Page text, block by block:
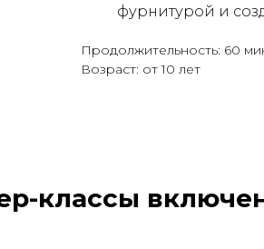
фурнитурой и
Продолжительность: 60
Возраст: от 10 лет
классы